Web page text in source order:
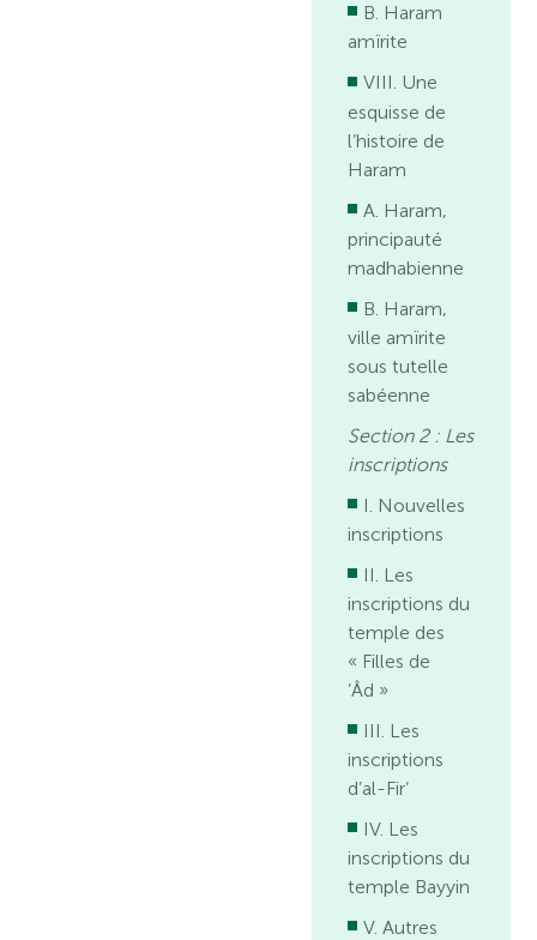
B. Haram
amïrite
VIII. Une
esquisse de
l’histoire de
Haram
A. Haram,
principauté
madhabienne
B. Haram,
ville amïrite
sous tutelle
sabéenne
Section 2 : Les
inscriptions
I. Nouvelles
inscriptions
II. Les
inscriptions du
temple des
« Filles de
’Âd »
III. Les
inscriptions
d’al-Fir’
IV. Les
inscriptions du
temple Bayyin
V. Autres